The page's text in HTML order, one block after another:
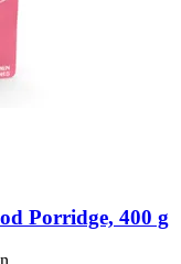
Porridge, 400 g